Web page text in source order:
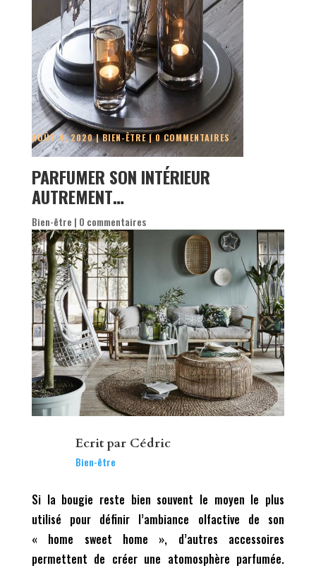
AOÛT 4, 2020|BIEN-ÊTRE| 0 COMMENTAIRES
PARFUMER SON INTÉRIEUR
AUTREMENT…
Bien-être | 0 commentaires
Ecrit par Cédric
Bien-être
Si la bougie reste bien souvent le moyen le plus
utilisé pour définir l’ambiance olfactive de son
« home sweet home », d’autres accessoires
permettent de créer une atomosphère parfumée.